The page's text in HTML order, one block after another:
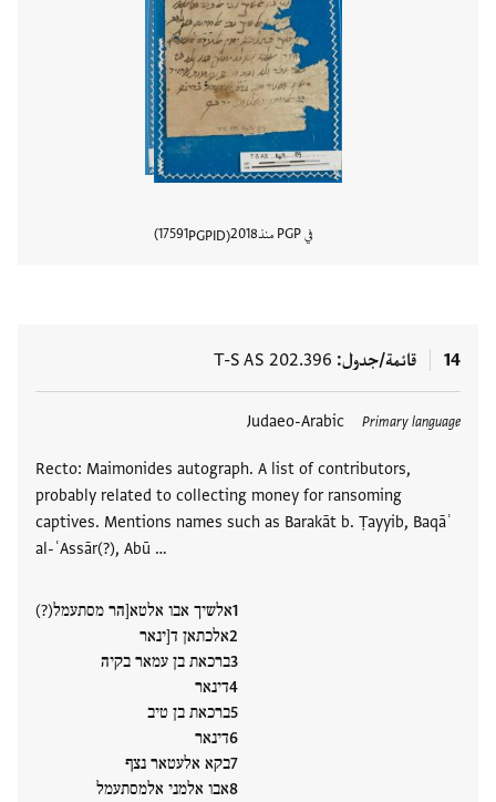
في PGP منذ 2018
PGPID
17591
14 قائمة/جدول T-S AS 202.396
Primary language
Judaeo-Arabic
Recto: Maimonides autograph. A list of contributors,
probably related to collecting money for ransoming
captives. Mentions names such as Barakāt b. Ṭayyib, Baqāʾ
al-ʿAssār(?), Abū …
אלשיך אבו אלטא[הר מסתעמל(?)
אלכתאן ד[ינאר
ברכאת בן עמאר בקיה
דינאר
ברכאת בן טיב
דינאר
בקא אלעטאר נצף
אבו אלמני אלמסתעמל
العلامات